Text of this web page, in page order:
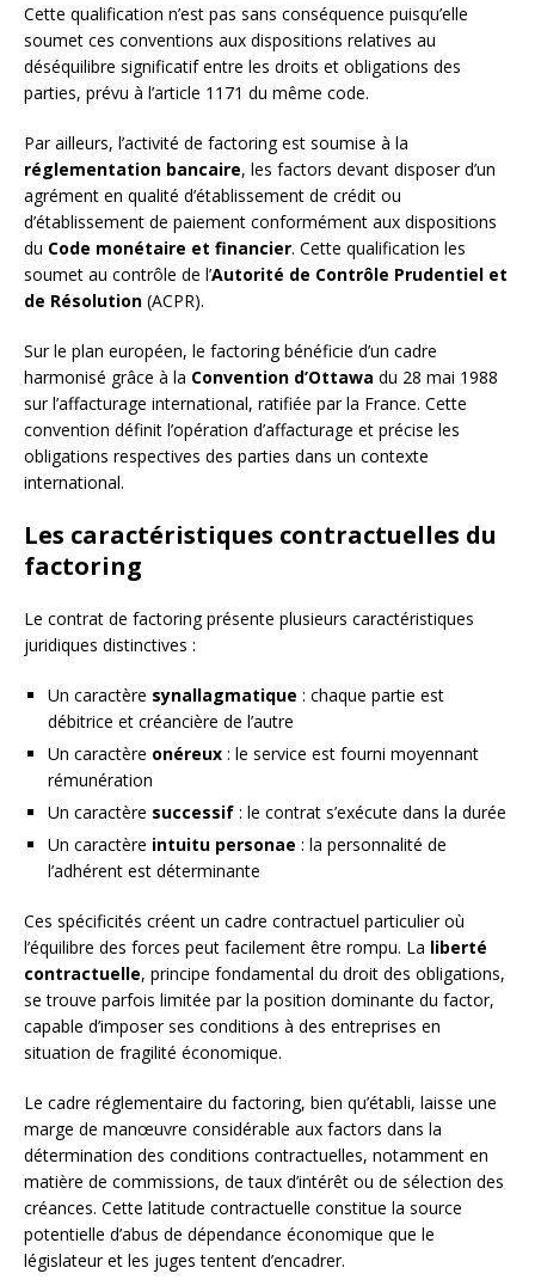
Cette qualification n’est pas sans conséquence puisqu’elle
soumet ces conventions aux dispositions relatives au
déséquilibre significatif entre les droits et obligations des
parties, prévu à l’article 1171 du même code.
Par ailleurs, l’activité de factoring est soumise à la
réglementation bancaire, les factors devant disposer d’un
agrément en qualité d’établissement de crédit ou
d’établissement de paiement conformément aux dispositions
du Code monétaire et financier. Cette qualification les
soumet au contrôle de l’Autorité de Contrôle Prudentiel et
de Résolution (ACPR).
Sur le plan européen, le factoring bénéficie d’un cadre
harmonisé grâce à la Convention d’Ottawa du 28 mai 1988
sur l’affacturage international, ratifiée par la France. Cette
convention définit l’opération d’affacturage et précise les
obligations respectives des parties dans un contexte
international.
Les caractéristiques contractuelles du
factoring
Le contrat de factoring présente plusieurs caractéristiques
juridiques distinctives :
Un caractère synallagmatique : chaque partie est
débitrice et créancière de l’autre
Un caractère onéreux : le service est fourni moyennant
rémunération
Un caractère successif : le contrat s’exécute dans la durée
Un caractère intuitu personae : la personnalité de
l’adhérent est déterminante
Ces spécificités créent un cadre contractuel particulier où
l’équilibre des forces peut facilement être rompu. La liberté
contractuelle, principe fondamental du droit des obligations,
se trouve parfois limitée par la position dominante du factor,
capable d’imposer ses conditions à des entreprises en
situation de fragilité économique.
Le cadre réglementaire du factoring, bien qu’établi, laisse une
marge de manœuvre considérable aux factors dans la
détermination des conditions contractuelles, notamment en
matière de commissions, de taux d’intérêt ou de sélection des
créances. Cette latitude contractuelle constitue la source
potentielle d’abus de dépendance économique que le
législateur et les juges tentent d’encadrer.